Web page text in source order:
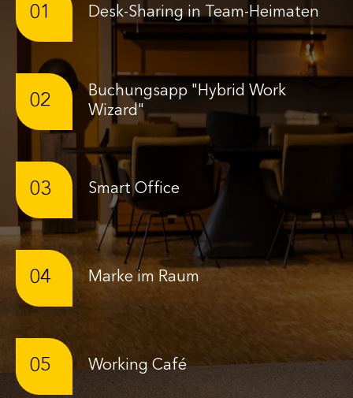
01 Desk-Sharing in Team-Heimaten
02
Buchungsapp "Hybrid Work
Wizard"
03 Smart Office
04 Marke im Raum
05 Working Café